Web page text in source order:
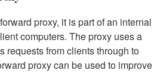
proxy, it is part of an internal
computers. The proxy uses a
requests from clients through to
proxy can be used to improve